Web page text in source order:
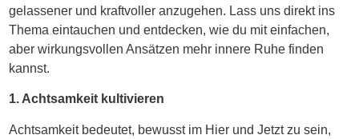
gelassener und kraftvoller anzugehen. Lass uns direkt ins
Thema eintauchen und entdecken, wie du mit einfachen,
aber wirkungsvollen Ansätzen mehr innere Ruhe finden
kannst.
1. Achtsamkeit kultivieren
Achtsamkeit bedeutet, bewusst im Hier und Jetzt zu sein,